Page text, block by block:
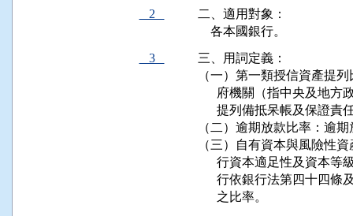
2
二、適用對象：
    各本國銀行。
3
三、用詞定義：
（一）第一類授信資產提
府機關（指中央及地
提列備抵呆帳及保證
（二）逾期放款比率：逾
（三）自有資本與風險性
行資本適足性及資本
行依銀行法第四十四
      之比率。